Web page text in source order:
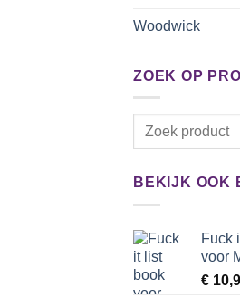
Woodwick
ZOEK OP
Zoeken
BEKIJK OOK
Fuck
voor
€